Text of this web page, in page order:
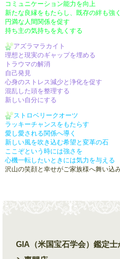
コミュニケーション能力を向上
新たな良縁をもたらし、既存の絆も強
円満な人間関係を促す
持ち主の気持ちを丸くする
アズラマラカイト
理想と現実のギャップを埋める
トラウマの解消
自己発見
心身のストレス減少と浄化を促す
混乱した頭を整理する
新しい自分にする
ストロベリークオーツ
ラッキーチャンスをもたらす
愛し愛される関係へ導く
新しい風を吹き込む希望と変革の石
ここぞという時には強さを
心機一転したいときには気力を与える
沢山の笑顔と幸せがご家族様へ舞い込
GIA（米国宝石学会）鑑定